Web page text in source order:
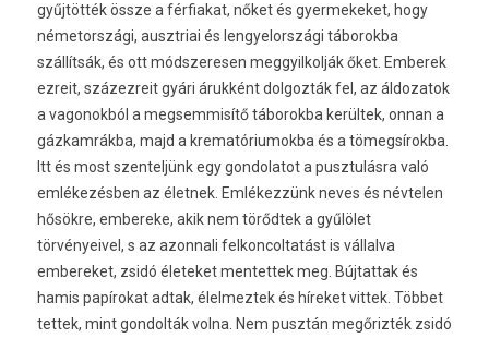
gyűjtötték össze a férfiakat, nőket és gyermekeket, hogy
németországi, ausztriai és lengyelországi táborokba
szállítsák, és ott módszeresen meggyilkolják őket. Emberek
ezreit, százezreit gyári árukként dolgozták fel, az áldozatok
a vagonokból a megsemmisítő táborokba kerültek, onnan a
gázkamrákba, majd a krematóriumokba és a tömegsírokba.
Itt és most szenteljünk egy gondolatot a pusztulásra való
emlékezésben az életnek. Emlékezzünk neves és névtelen
hősökre, embereke, akik nem törődtek a gyűlölet
törvényeivel, s az azonnali felkoncoltatást is vállalva
embereket, zsidó életeket mentettek meg. Bújtattak és
hamis papírokat adtak, élelmeztek és híreket vittek. Többet
tettek, mint gondolták volna. Nem pusztán megőrizték zsidó